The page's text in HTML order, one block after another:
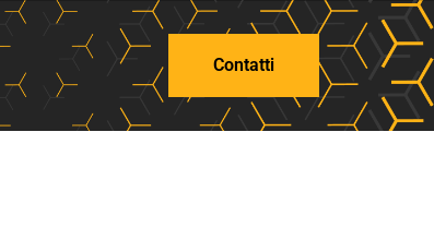
Contatti